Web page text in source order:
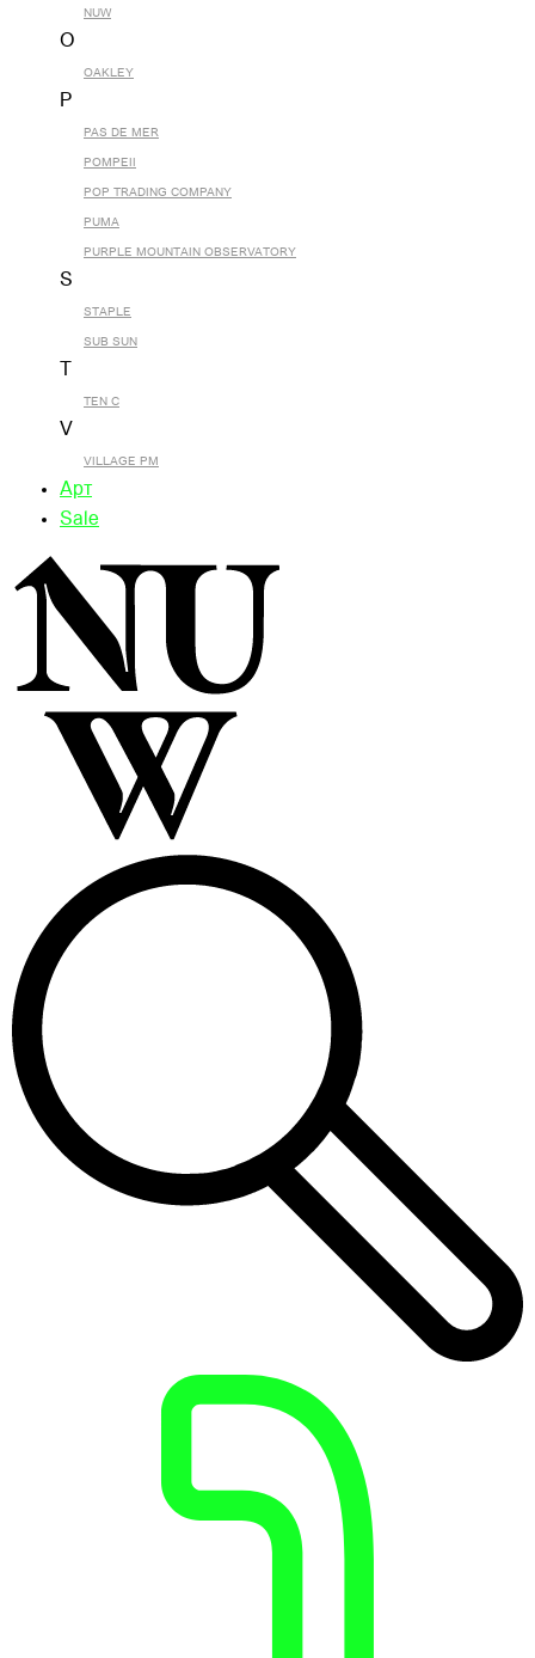
NUW
O
OAKLEY
P
PAS DE MER
POMPEII
POP TRADING COMPANY
PUMA
PURPLE MOUNTAIN OBSERVATORY
S
STAPLE
SUB SUN
TEN C
V
VILLAGE PM
Арт
Sale